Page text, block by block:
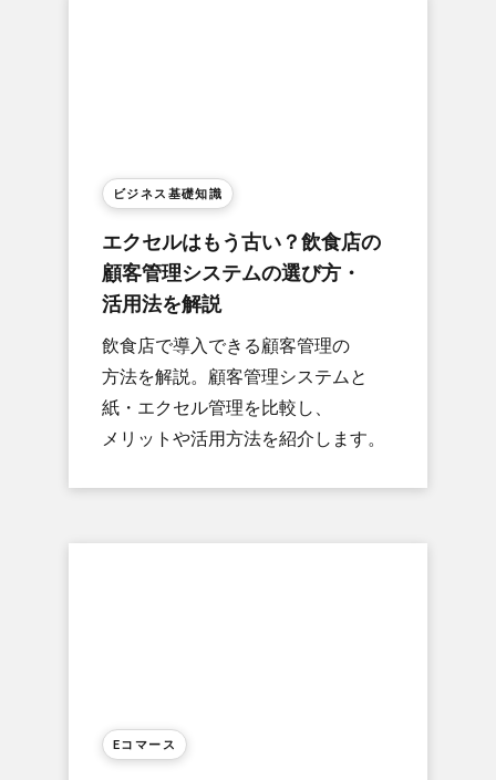
ビジネス基礎知識
エクセルは​もう​古い？​飲食店の​
顧客管理システムの​選び方​・
活用法を​解説
飲食店で​導入できる​顧客管理の​
方法を​解説。​顧客管理システムと​
紙・エクセル管理を​比較し、​
メリットや​活用方​法を​紹介します。
Eコマース